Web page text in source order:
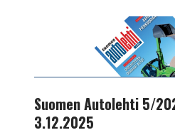
ilmestyy
Suomen Autolehti 5/
3.12.2025